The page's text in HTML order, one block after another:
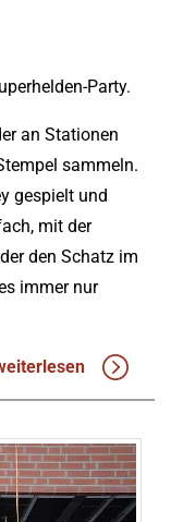
Party.
an Stationen
sammeln.
gespielt und
mit der
den Schatz im
immer nur